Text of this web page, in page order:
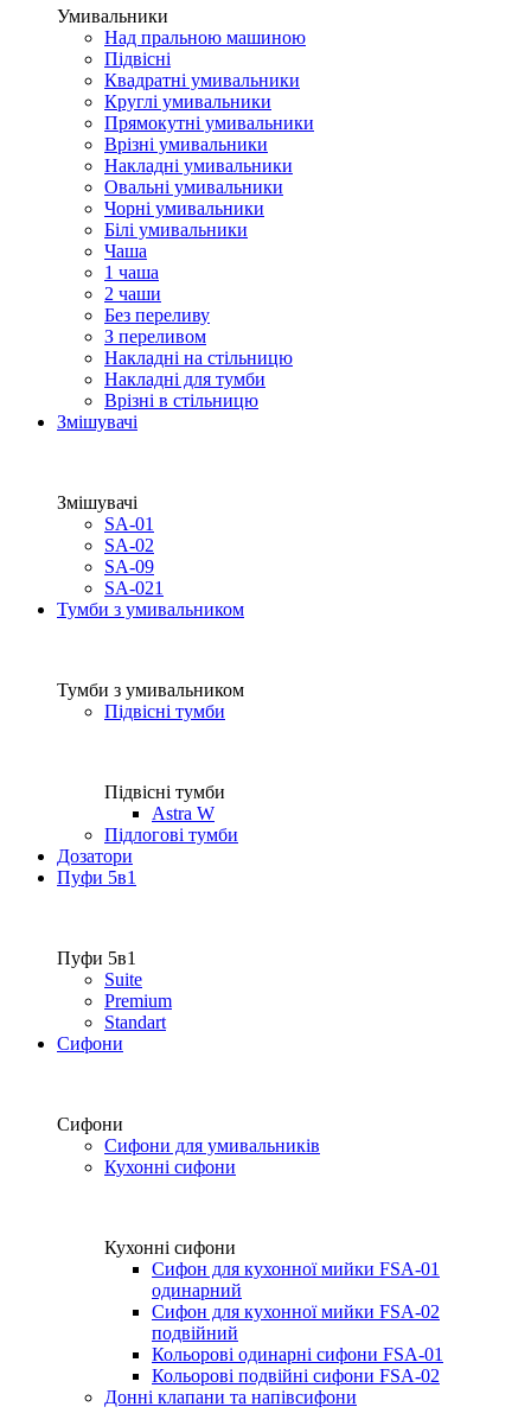
Умивальники
Над пральною машиною
Підвісні
Квадратні умивальники
Круглі умивальники
Прямокутні умивальники
Врізні умивальники
Накладні умивальники
Овальні умивальники
Чорні умивальники
Білі умивальники
Чаша
1 чаша
2 чаши
Без переливу
З переливом
Накладні на стільницю
Накладні для тумби
Врізні в стільницю
Змішувачі
Змішувачі
SA-01
SA-02
SA-09
SA-021
Тумби з умивальником
Тумби з умивальником
Підвісні тумби
Підвісні тумби
Astra W
Підлогові тумби
Дозатори
Пуфи 5в1
Пуфи 5в1
Suite
Premium
Standart
Сифони
Сифони
Сифони для умивальників
Кухонні сифони
Кухонні сифони
Сифон для кухонної мийки FSA-01
одинарний
Сифон для кухонної мийки FSA-02
подвійний
Кольорові одинарні сифони FSA-01
Кольорові подвійні сифони FSA-02
Донні клапани та напівсифони